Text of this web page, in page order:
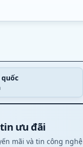
ưu đãi
mãi và tin công